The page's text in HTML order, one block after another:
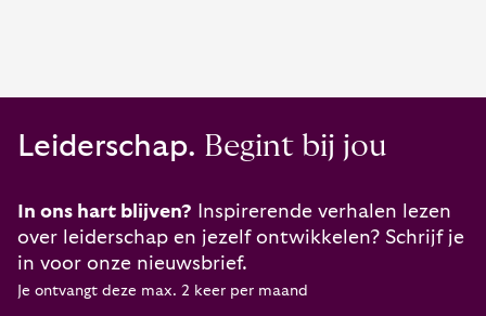
Leiderschap. Begint bij jou
In ons hart blijven? Inspirerende verhalen lezen
over leiderschap en jezelf ontwikkelen? Schrijf je
in voor onze nieuwsbrief.
Je ontvangt deze max. 2 keer per maand